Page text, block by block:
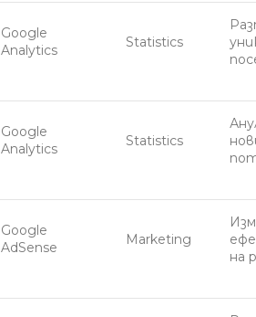
Google
Analytics
Statistics
Google
Analytics
Statistics
Google
AdSense
Marketing
на